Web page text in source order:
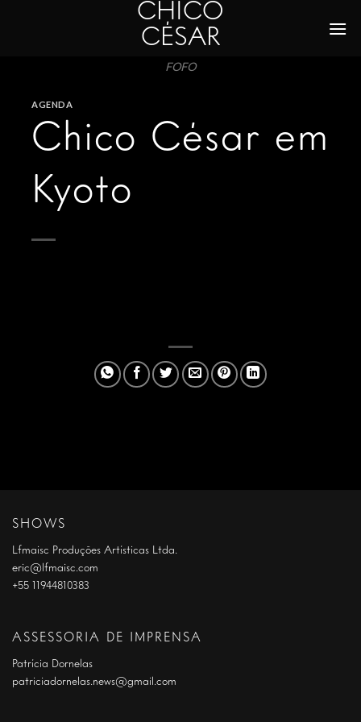
CHICO
CÉSAR
FOFO
AGENDA
Chico César em
Kyoto
SHOWS
Lfmaisc Produções Artísticas Ltda.
eric@lfmaisc.com
+55 11944810383
ASSESSORIA DE IMPRENSA
Patrícia Dornelas
patriciadornelas.news@gmail.com